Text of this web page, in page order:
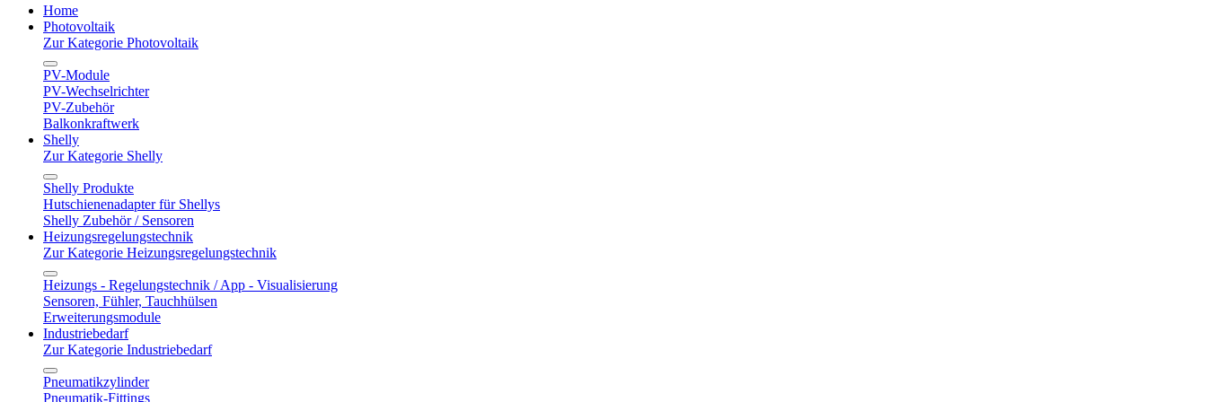
Home
Photovoltaik
Zur Kategorie Photovoltaik
PV-Module
PV-Wechselrichter
PV-Zubehör
Balkonkraftwerk
Shelly
Zur Kategorie Shelly
Shelly Produkte
Hutschienenadapter für Shellys
Shelly Zubehör / Sensoren
Heizungsregelungstechnik
Zur Kategorie Heizungsregelungstechnik
Heizungs - Regelungstechnik / App - Visualisierung
Sensoren, Fühler, Tauchhülsen
Erweiterungsmodule
Industriebedarf
Zur Kategorie Industriebedarf
Pneumatikzylinder
Pneumatik-Fittings